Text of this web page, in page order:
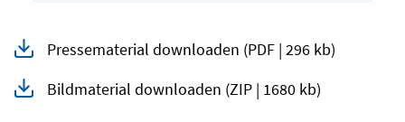
Pressematerial downloaden (PDF | 296 kb)
Bildmaterial downloaden (ZIP | 1680 kb)